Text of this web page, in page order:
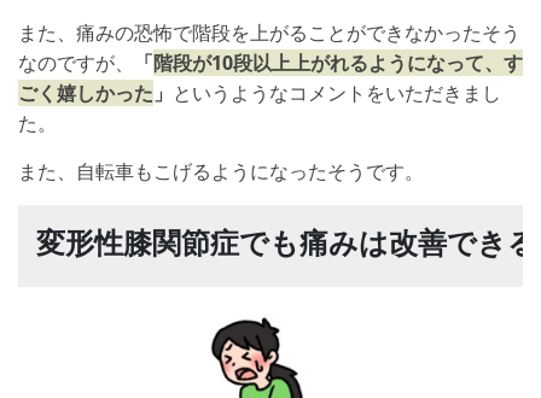
また、痛みの恐怖で階段を上がることができなかったそう
なのですが、
「階段が10段以上上がれるようになって、す
ごく嬉しかった 」 というようなコメントをいただきまし
た。
また、自転車もこげるようになったそうです。
変形性膝関節症でも痛みは改善できる